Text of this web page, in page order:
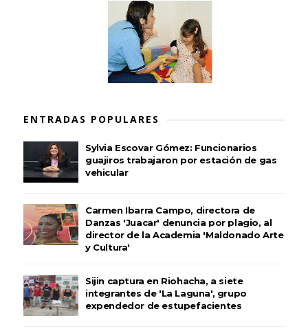
ENTRADAS POPULARES
Sylvia Escovar Gómez: Funcionarios
guajiros trabajaron por estación de gas
vehicular
Carmen Ibarra Campo, directora de
Danzas 'Juacar' denuncia por plagio, al
director de la Academia 'Maldonado Arte
y Cultura'
Sijin captura en Riohacha, a siete
integrantes de 'La Laguna', grupo
expendedor de estupefacientes